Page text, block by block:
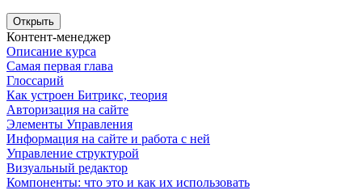
Открыть
Контент-менеджер
Описание курса
Самая первая глава
Глоссарий
Как устроен Битрикс, теория
Авторизация на сайте
Элементы Управления
Информация на сайте и работа с ней
Управление структурой
Визуальный редактор
Компоненты: что это и как их использовать